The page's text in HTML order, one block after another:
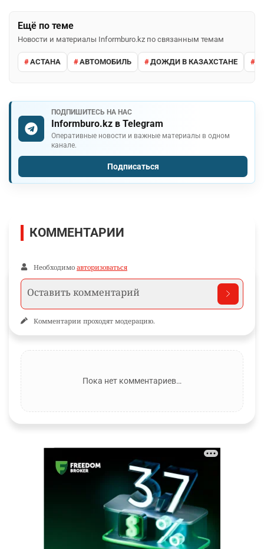
Ещё по теме
Новости и материалы Informburo.kz по связанным темам
АСТАНА АВТОМОБИЛЬ ДОЖДИ В КАЗАХСТАНЕ
ПОДПИШИТЕСЬ НА НАС
Informburo.kz в Telegram
Оперативные новости и важные материалы в одном
канале.
Подписаться
КОММЕНТАРИИ
Необходимо авторизоваться
Комментарии проходят модерацию.
Пока нет комментариев…